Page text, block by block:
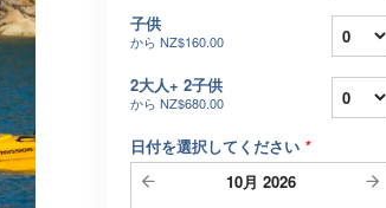
子供
から NZ$160.00
2大人+ 2子供
から NZ$680.00
日付を選択してください *
10月 2026